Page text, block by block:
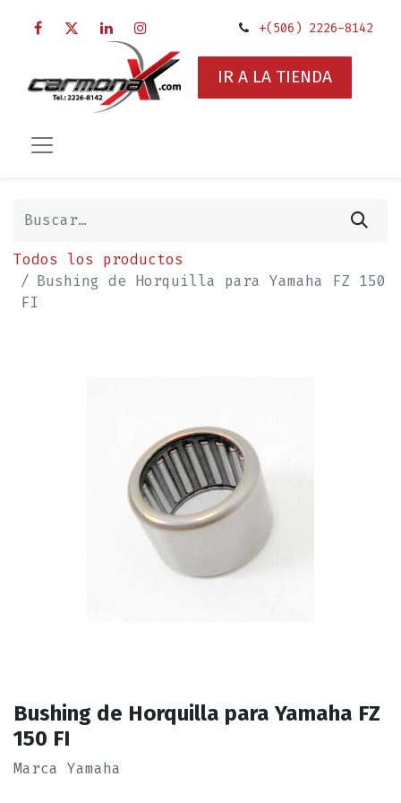
+(506) 2226-8142
IR A LA TIENDA
Todos los productos
Bushing de Horquilla para Yamaha FZ 150
FI
Bushing de Horquilla para Yamaha FZ
150 FI
Marca Yamaha